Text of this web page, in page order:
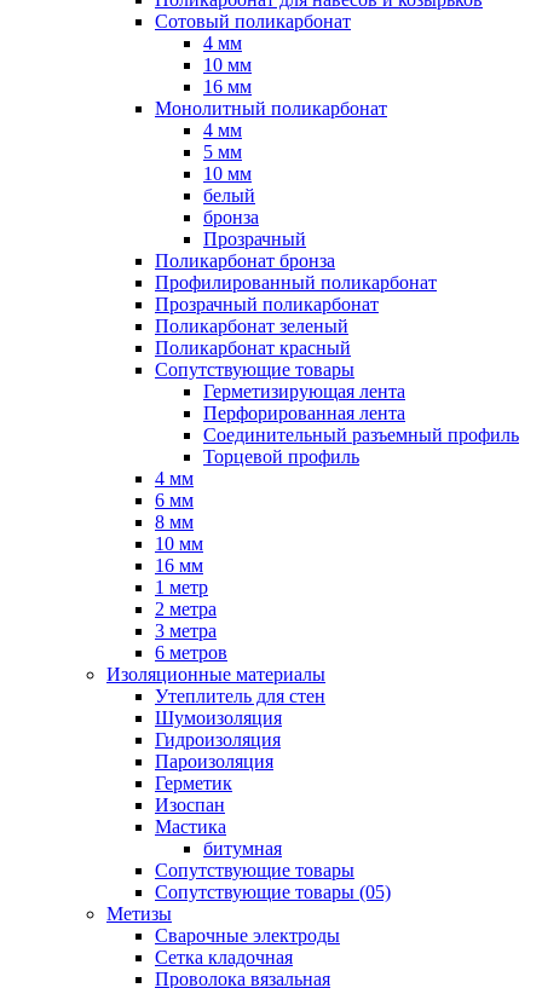
Сотовый поликарбонат
4 мм
10 мм
16 мм
Монолитный поликарбонат
4 мм
5 мм
10 мм
белый
бронза
Прозрачный
Поликарбонат бронза
Профилированный поликарбонат
Прозрачный поликарбонат
Поликарбонат зеленый
Поликарбонат красный
Сопутствующие товары
Герметизирующая лента
Перфорированная лента
Соединительный разъемный профиль
Торцевой профиль
4 мм
6 мм
8 мм
10 мм
16 мм
1 метр
2 метра
3 метра
6 метров
Изоляционные материалы
Утеплитель для стен
Шумоизоляция
Гидроизоляция
Пароизоляция
Герметик
Изоспан
Мастика
битумная
Сопутствующие товары
Сопутствующие товары (05)
Метизы
Сварочные электроды
Сетка кладочная
Проволока вязальная